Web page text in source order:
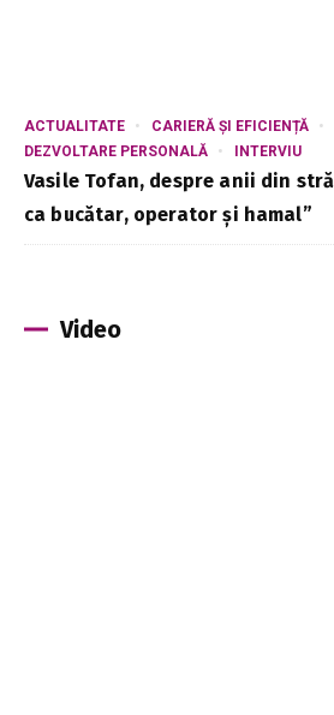
ACTUALITATE
CARIERĂ ȘI EFICIENȚĂ
DEZVOLTARE PERSONALĂ
INTERVIU
Vasile Tofan, despre anii din
ca bucătar, operator și hamal”
Video